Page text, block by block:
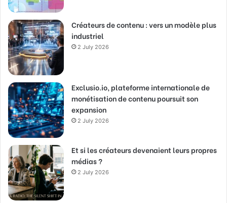
Créateurs de contenu : vers un modèle plus
industriel
2 July 2026
Exclusio.io, plateforme internationale de
monétisation de contenu poursuit son
expansion
2 July 2026
Et si les créateurs devenaient leurs propres
médias ?
2 July 2026